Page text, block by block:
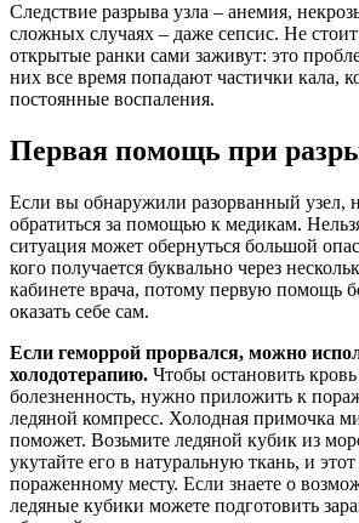
Следствие разрыва узла – анемия,
сложных случаях – даже сепсис. Не
открытые ранки сами заживут: это
них все время попадают частички кала,
постоянные воспаления.
Первая помощь при
Если вы обнаружили разорванный узел,
обратиться за помощью к медикам.
ситуация может обернуться большой
кого получается буквально через
кабинете врача, потому первую помощь
оказать себе сам.
Если геморрой прорвался, можно
холодотерапию. Чтобы остановить
болезненность, нужно приложить к
ледяной компресс. Холодная примочка
поможет. Возьмите ледяной кубик из
укутайте его в натуральную ткань, и
пораженному месту. Если знаете о
ледяные кубики можете подготовить